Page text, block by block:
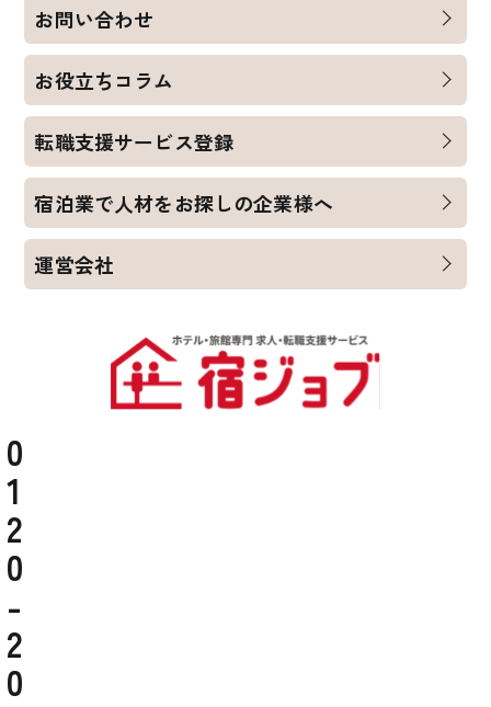
0
1
2
0
-
2
0
お問い合わせ
お役立ちコラム
転職支援サービス登録
宿泊業で人材をお探しの企業様へ
運営会社